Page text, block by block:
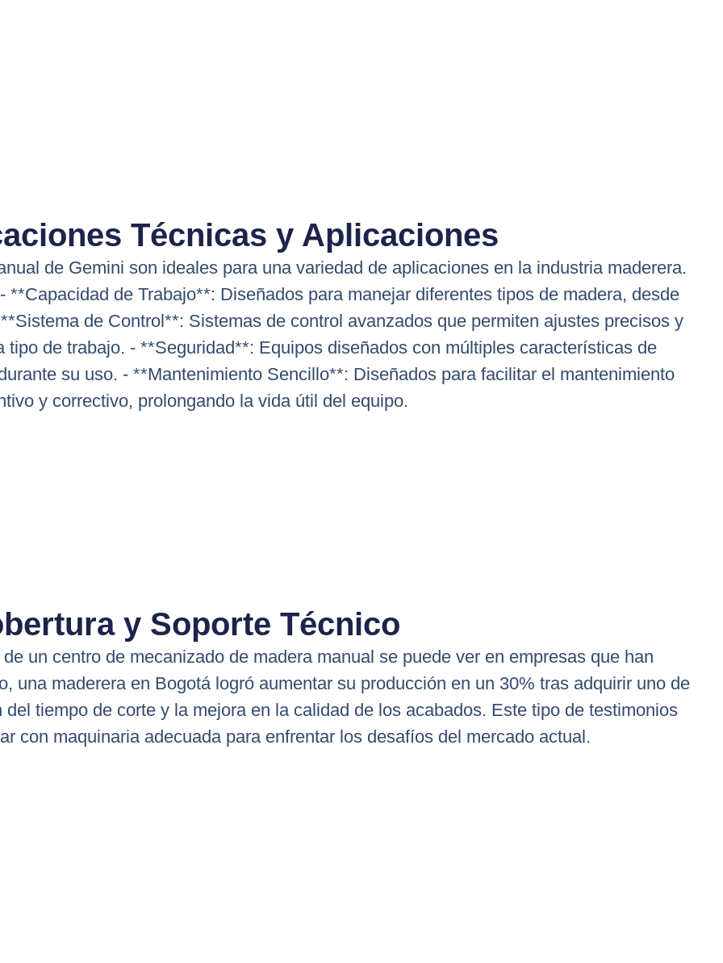
Técnicas y Aplicaciones​
de Gemini son ideales para una variedad de aplicaciones en la industria maderera.
de Trabajo**: Diseñados para manejar diferentes tipos de madera, desde
de Control**: Sistemas de control avanzados que permiten ajustes precisos y
tipo de trabajo. - **Seguridad**: Equipos diseñados con múltiples características de
su uso. - **Mantenimiento Sencillo**: Diseñados para facilitar el mantenimiento
y correctivo, prolongando la vida útil del equipo.
y Soporte Técnico
un centro de mecanizado de madera manual se puede ver en empresas que han
una maderera en Bogotá logró aumentar su producción en un 30% tras adquirir uno de
tiempo de corte y la mejora en la calidad de los acabados. Este tipo de testimonios
con maquinaria adecuada para enfrentar los desafíos del mercado actual.